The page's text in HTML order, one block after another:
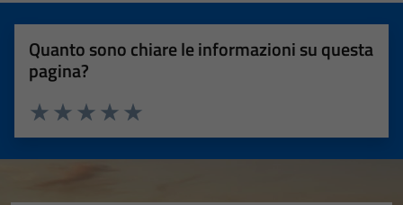
Quanto sono chiare le informazioni su questa
pagina?
Valuta 5 stelle su 5
Valuta 4 stelle su 5
Valuta 3 stelle su 5
Valuta 2 stelle su 5
Valuta 1 stelle su 5